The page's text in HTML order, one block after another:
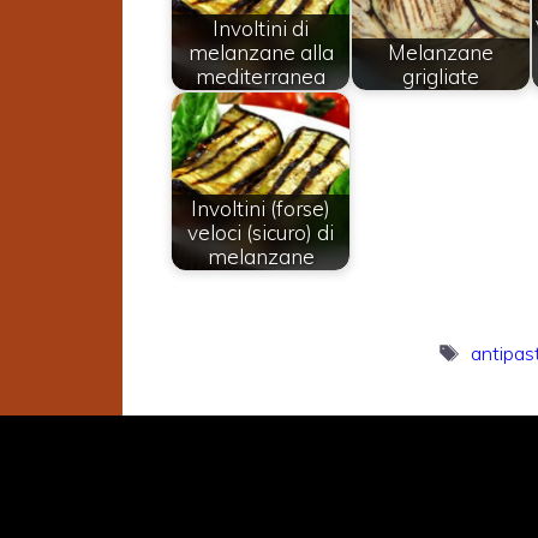
Involtini di
melanzane alla
mediterranea
Melanzane
grigliate
Involtini (forse)
veloci (sicuro) di
melanzane
Tag